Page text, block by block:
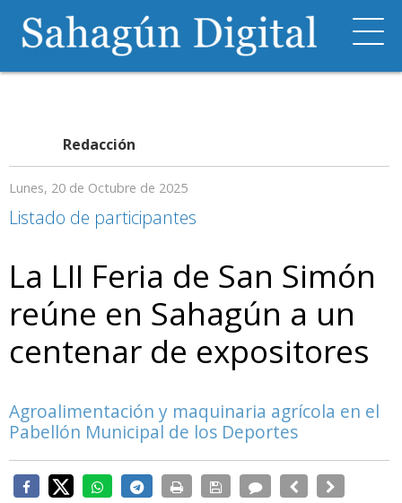
Redacción
Lunes, 20 de Octubre de 2025
Listado de participantes
La LII Feria de San Simón
reúne en Sahagún a un
centenar de expositores
Agroalimentación y maquinaria agrícola en el
Pabellón Municipal de los Deportes